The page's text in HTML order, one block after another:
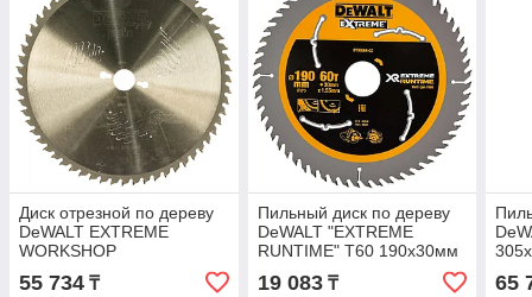
Диск отрезной по дереву
DeWALT EXTREME
WORKSHOP
305х2.2х30мм DT4331-QZ
55 734 ₸
Пильный диск по дереву
DeWALT "EXTREME
RUNTIME" T60 190x30мм
DT99564-QZ
19 083₸ 65